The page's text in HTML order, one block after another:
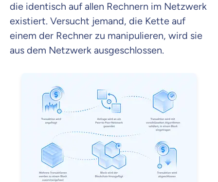
die identisch auf allen Rechnern im Netzwerk
existiert. Versucht jemand, die Kette auf
einem der Rechner zu manipulieren, wird sie
aus dem Netzwerk ausgeschlossen.